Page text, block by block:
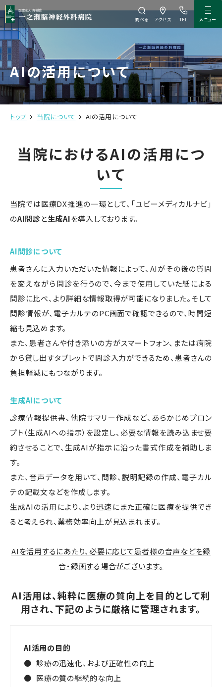
調べる アクセス TEL メニュー
AIの活用について
トップ 当院について AIの活用について
当院におけるAIの活用につ
いて
当院では医療DX推進の一環として、「ユビーメディカルナビ」
のAI問診と生成AIを導入しております。
AI問診について
患者さんに入力いただいた情報によって、AIがその後の質問
を変えながら問診を行うので、今まで使用していた紙による
問診に比べ、より詳細な情報取得が可能になりました。そして
問診情報が、電子カルテのPC画面で確認できるので、時間短
縮も見込めます。
また、患者さんや付き添いの方がスマートフォン、または病院
から貸し出すタブレットで問診入力ができるため、患者さんの
負担軽減にもつながります。
生成AIについて
診療情報提供書、他院サマリー作成など、あらかじめプロン
プト（生成AIへの指示）を設定し、必要な情報を読み込ませ要
約させることで、生成AIが指示に沿った書式作成を補助しま
す。
また、音声データを用いて、問診、説明記録の作成、電子カル
テの記載文などを作成します。
生成AIの活用により、より迅速にまた正確に医療を提供でき
ると考えられ、業務効率向上が見込まれます。
AIを活用するにあたり、必要に応じて患者様の音声などを録
音・録画する場合がございます。
AI活用は、純粋に医療の質向上を目的として利
用され、下記のように厳格に管理されます。
AI活用の目的
診療の迅速化、および正確性の向上
医療の質の継続的な向上